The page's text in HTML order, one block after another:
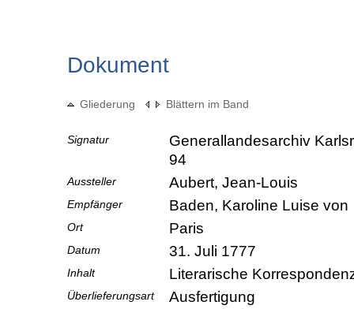
Dokument
Gliederung Blättern im Band
Signatur
Generallandesarchiv
94
Aussteller Aubert, Jean-Louis
Empfänger Baden, Karoline Luise von
Ort Paris
Datum 31. Juli 1777
Inhalt Literarische
Überlieferungsart Ausfertigung